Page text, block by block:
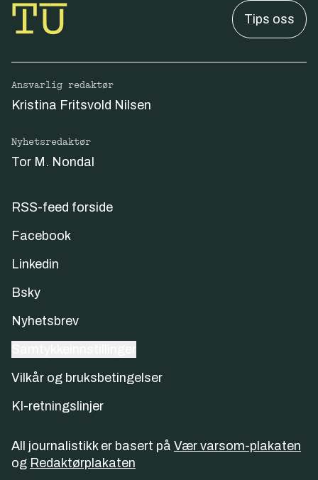
Tips oss
Ansvarlig redaktør
Kristina Fritsvold Nilsen
Nyhetsredaktør
Tor M. Nondal
RSS-feed forside
Facebook
Linkedin
Bsky
Nyhetsbrev
Vilkår og bruksbetingelser
KI-retningslinjer
All journalistikk er basert på Vær varsom-plakaten
og Redaktørplakaten